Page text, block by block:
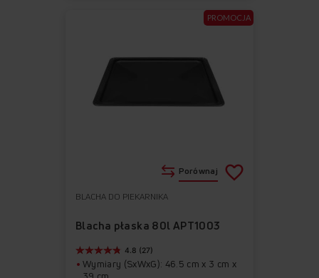
BLACHA DO PIEKARNIKA
Blacha płaska 80l APT1003
4.8 (27)
Wymiary (SxWxG): 46.5 cm x 3 cm x
Porównaj
PROMOCJA